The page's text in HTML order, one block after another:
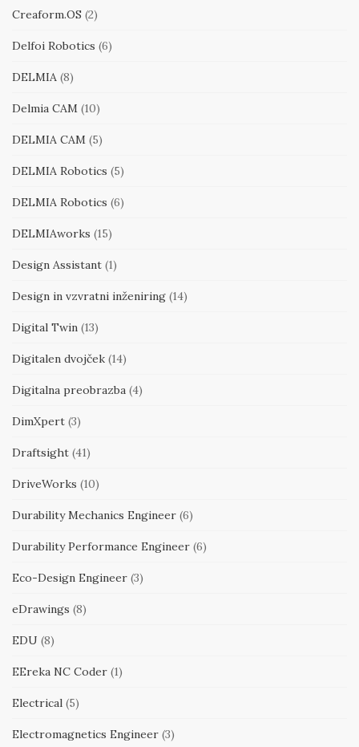
Creaform.OS (2)
Delfoi Robotics (6)
DELMIA (8)
Delmia CAM (10)
DELMIA CAM (5)
DELMIA Robotics (5)
DELMIA Robotics (6)
DELMIAworks (15)
Design Assistant (1)
Design in vzvratni inženiring (14)
Digital Twin (13)
Digitalen dvojček (14)
Digitalna preobrazba (4)
DimXpert (3)
Draftsight (41)
DriveWorks (10)
Durability Mechanics Engineer (6)
Durability Performance Engineer (6)
Eco-Design Engineer (3)
eDrawings (8)
EDU (8)
EEreka NC Coder (1)
Electrical (5)
Electromagnetics Engineer (3)